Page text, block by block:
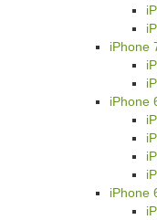
iPhone
iPhone
iPhone